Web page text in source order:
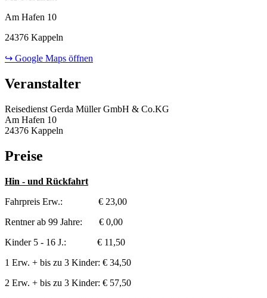
Am Hafen 10
24376 Kappeln
↪ Google Maps öffnen
Veranstalter
Reisedienst Gerda Müller GmbH & Co.KG
Am Hafen 10
24376 Kappeln
Preise
Hin - und Rückfahrt
Fahrpreis Erw.: € 23,00
Rentner ab 99 Jahre: € 0,00
Kinder 5 - 16 J.: € 11,50
1 Erw. + bis zu 3 Kinder: € 34,50
2 Erw. + bis zu 3 Kinder: € 57,50